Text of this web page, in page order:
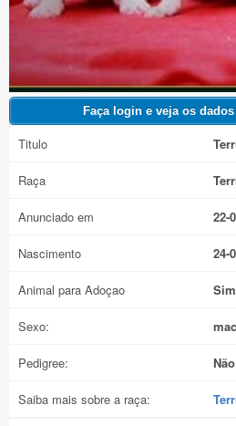
Titulo
Raça
Anunciado em 22-
Nascimento 24-
Animal para Adoçao Sim
Sexo:
Pedigree: Não
Saiba mais sobre a raça: